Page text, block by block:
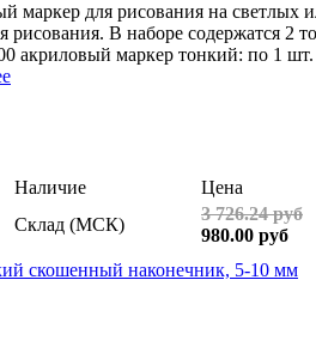
маркер для рисования на светлых
рисования. В наборе содержатся 2
акриловый маркер тонкий: по 1
Наличие Цена
Склад (МСК)
3 726.24 руб
980.00 руб
скошенный наконечник, 5-10 мм